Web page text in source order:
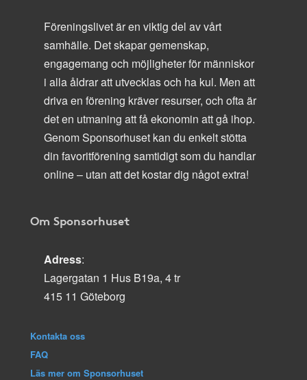
Föreningslivet är en viktig del av vårt
samhälle. Det skapar gemenskap,
engagemang och möjligheter för människor
i alla åldrar att utvecklas och ha kul. Men att
driva en förening kräver resurser, och ofta är
det en utmaning att få ekonomin att gå ihop.
Genom Sponsorhuset kan du enkelt stötta
din favoritförening samtidigt som du handlar
online – utan att det kostar dig något extra!
Om Sponsorhuset
Adress:
Lagergatan 1 Hus B19a, 4 tr
415 11 Göteborg
Kontakta oss
FAQ
Läs mer om Sponsorhuset